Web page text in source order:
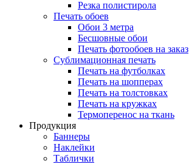
Резка полистирола
Печать обоев
Обои 3 метра
Бесшовные обои
Печать фотообоев на заказ
Сублимационная печать
Печать на футболках
Печать на шопперах
Печать на толстовках
Печать на кружках
Термоперенос на ткань
Продукция
Баннеры
Наклейки
Таблички